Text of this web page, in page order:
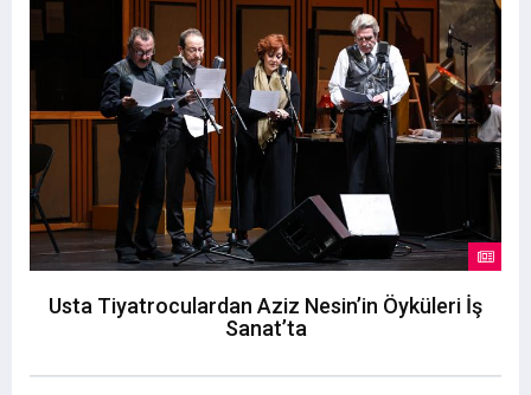
Usta Tiyatroculardan Aziz Nesin’in Öyküleri İş
Sanat’ta